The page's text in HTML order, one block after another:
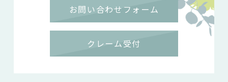
お問い合わせフォーム
クレーム受付